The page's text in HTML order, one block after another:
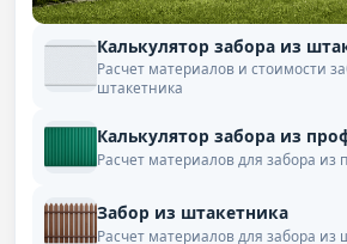
Калькулятор забора из
Расчет материалов и стоимости
штакетника
Калькулятор забора из
Расчет материалов для забора из
Забор из штакетника
Расчет материалов для забора из